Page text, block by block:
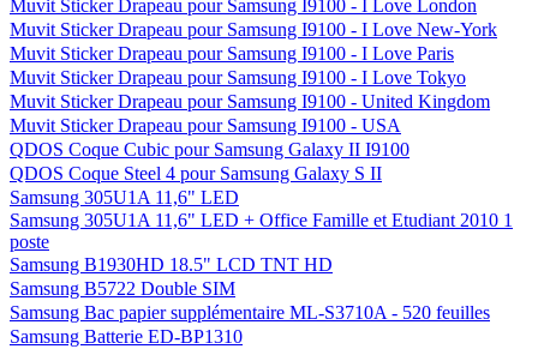
Muvit Sticker Drapeau pour Samsung I9100 - I Love London
Muvit Sticker Drapeau pour Samsung I9100 - I Love New-York
Muvit Sticker Drapeau pour Samsung I9100 - I Love Paris
Muvit Sticker Drapeau pour Samsung I9100 - I Love Tokyo
Muvit Sticker Drapeau pour Samsung I9100 - United Kingdom
Muvit Sticker Drapeau pour Samsung I9100 - USA
QDOS Coque Cubic pour Samsung Galaxy II I9100
QDOS Coque Steel 4 pour Samsung Galaxy S II
Samsung 305U1A 11,6" LED
Samsung 305U1A 11,6" LED + Office Famille et Etudiant 2010 1
poste
Samsung B1930HD 18.5" LCD TNT HD
Samsung B5722 Double SIM
Samsung Bac papier supplémentaire ML-S3710A - 520 feuilles
Samsung Batterie ED-BP1310